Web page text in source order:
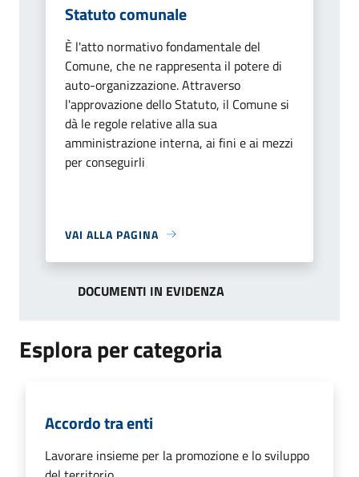
Statuto comunale
È l'atto normativo fondamentale del
Comune, che ne rappresenta il potere di
auto-organizzazione. Attraverso
l'approvazione dello Statuto, il Comune si
dà le regole relative alla sua
amministrazione interna, ai fini e ai mezzi
per conseguirli
VAI ALLA PAGINA
DOCUMENTI IN EVIDENZA
Esplora per categoria
Accordo tra enti
Lavorare insieme per la promozione e lo sviluppo